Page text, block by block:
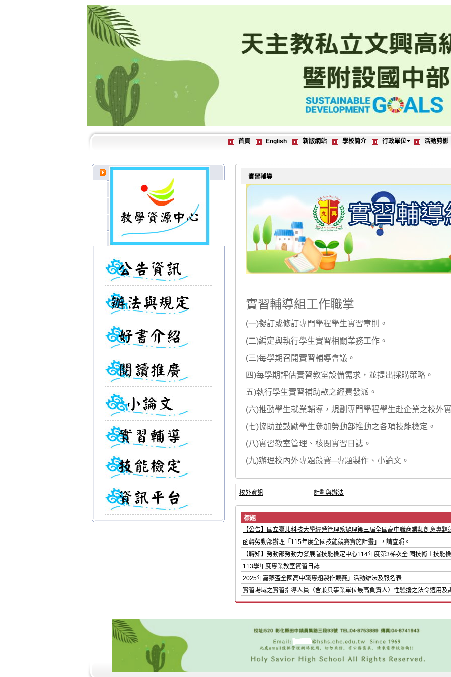
首頁 English 新版網站 學校簡介 行政單位 活動剪影
實習輔導
實習輔導組工作職掌
(一)擬訂或修訂專門學程學生實習章則。
(二)編定與執行學生實習相關業務工作。
(三)每學期召開實習輔導會議。
四)每學期評估實習教室設備需求，並提出採購策略。
五)執行學生實習補助款之經費發派。
(六)推動學生就業輔導，規劃專門學程學生赴企業之校外
(七)協助並鼓勵學生參加勞動部推動之各項技能檢定。
(八)實習教室管理、核閱實習日誌。
(九)辦理校內外專題競賽─專題製作、小論文。
校外資訊 計劃與辦法
標題
【公告】國立臺北科技大學經營管理系辦理第三屆全國高中職商業類創意專
函轉勞動部辦理「115年度全國技能競賽實施計畫」，請查照。
【轉知】勞動部勞動力發展署技能檢定中心114年度第3梯次全 國技術士技能
113學年度專業教室實習日誌
2025年嘉藥盃全國高中職專題製作競賽」活動辦法及報名表
實習場域之實習指導人員（含兼具事業單位最高負責人）性騷擾之法令適用及